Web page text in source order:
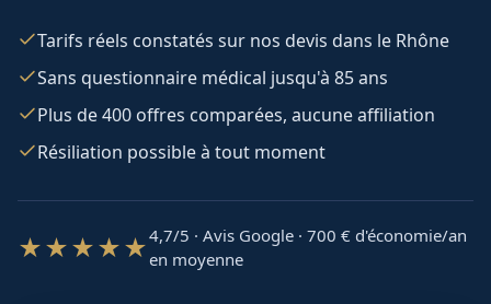
Tarifs réels constatés sur nos devis dans le Rhône
Sans questionnaire médical jusqu'à 85 ans
Plus de 400 offres comparées, aucune affiliation
Résiliation possible à tout moment
★★★★★4,7/5 · Avis Google · 700 € d'économie/an
en moyenne